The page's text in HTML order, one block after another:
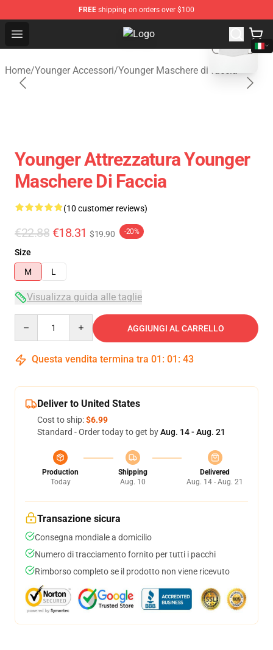
FREE shipping on orders over $100
Open menu Younger Shop - Official Younger
Home/Younger Accessori/Younger Maschere di faccia
blank template
Younger Attrezzatura Younger
Maschere Di Faccia
(10 customer reviews)
€22.88 €18.31 $19.90 -20%
Size
M
L
Visualizza guida alle taglie
AGGIUNGI AL CARRELLO
Questa vendita termina tra 01 : 01 : 43
Deliver to United States
Cost to ship:$6.99
Standard - Order today to get byAug. 14 - Aug. 21
Production
Today
Shipping
Aug. 10
Delivered
Aug. 14 - Aug. 21
Transazione sicura
Consegna mondiale a domicilio
Numero di tracciamento fornito per tutti i pacchi
Rimborso completo se il prodotto non viene ricevuto